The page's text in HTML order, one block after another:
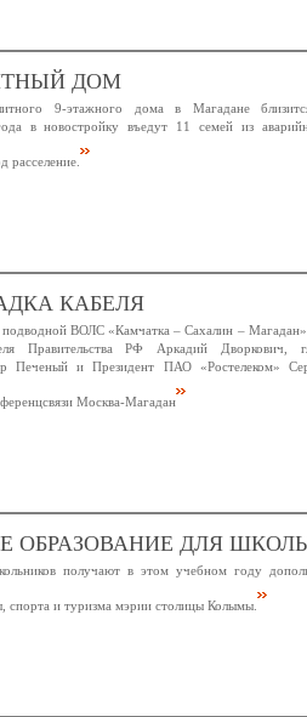
ДОМ
9-этажного дома в Магадане
в новостройку въедут 11 семей из
расселение.
КАБЕЛЯ
подводной ВОЛС «Камчатка – Сахалин –
Правительства РФ Аркадий Дворкович,
Печеный и Президент ПАО «Ростелеком»
Москва-Магадан
ОБРАЗОВАНИЕ ДЛЯ
получают в этом учебном году
спорта и туризма мэрии столицы Колымы.